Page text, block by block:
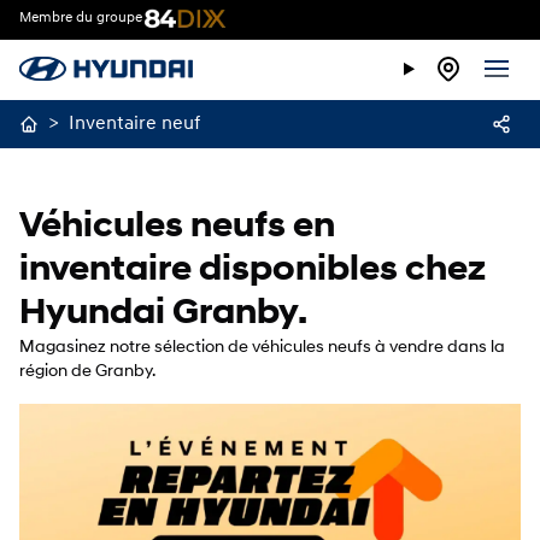
Membre du groupe
> Inventaire neuf
Véhicules neufs en
inventaire disponibles chez
Hyundai Granby.
Magasinez notre sélection de véhicules neufs à vendre dans la
région de Granby.